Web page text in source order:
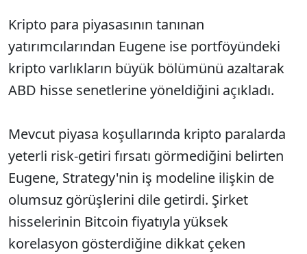
Kripto para piyasasının tanınan
yatırımcılarından Eugene ise portföyündeki
kripto varlıkların büyük bölümünü azaltarak
ABD hisse senetlerine yöneldiğini açıkladı.
Mevcut piyasa koşullarında kripto paralarda
yeterli risk-getiri fırsatı görmediğini belirten
Eugene, Strategy'nin iş modeline ilişkin de
olumsuz görüşlerini dile getirdi. Şirket
hisselerinin Bitcoin fiyatıyla yüksek
korelasyon gösterdiğine dikkat çeken